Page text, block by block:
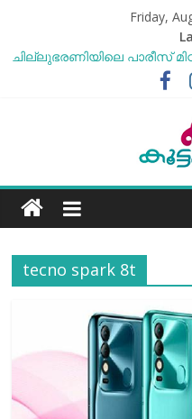
content
Friday,
ചില്ലുഭരണിയിലെ പാരീസ്
സോനം വാങ്ചുക്ക് എന്ന
എൻ്റെ ആരോഗ്യം മോശമാണ്,
Kottukari
tecno spark 8t